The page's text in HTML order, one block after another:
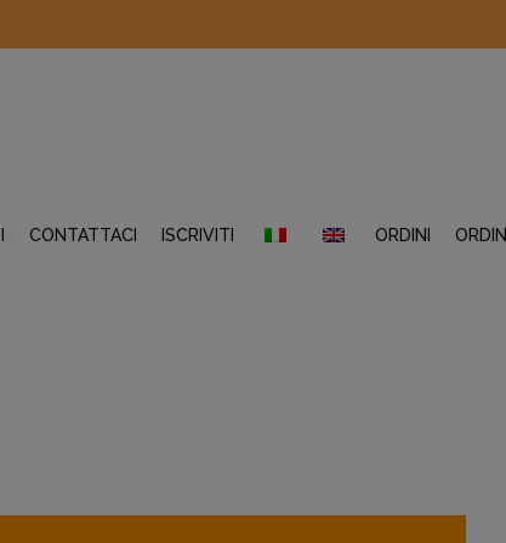
CONTATTACI ISCRIVITI ORDINI ORDINI